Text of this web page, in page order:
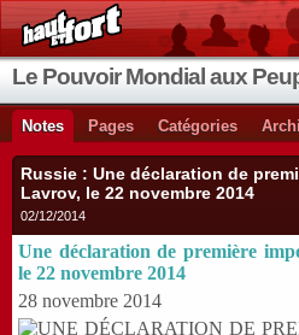
Le Pouvoir Mondial aux
Notes Pages Catégories
Russie : Une déclaration de
Lavrov, le 22 novembre 2014
02/12/2014
Une déclaration de première
le 22 novembre 2014
28 novembre 2014